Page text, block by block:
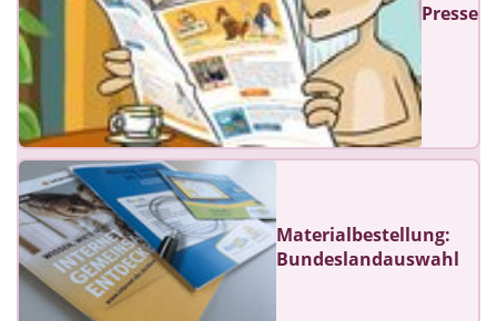
Presse
Materialbestellung:
Bundeslandauswahl